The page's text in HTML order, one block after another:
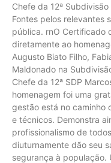
Chefe da 12ª
Fontes pelos relevantes
pública. rnO Certificado
diretamente ao
Augusto Biato Filho,
Maldonado na
Chefe da 12ª SDP
homenagem foi uma
gestão está no caminho
e técnicos. Demonstra
profissionalismo de
diuturnamente dão seu
segurança à população.